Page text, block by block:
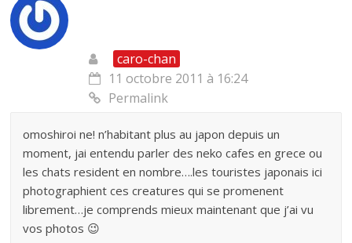
caro-chan
11 octobre 2011 à 16:24
Permalink
omoshiroi ne! n’habitant plus au japon depuis un
moment, jai entendu parler des neko cafes en grece ou
les chats resident en nombre….les touristes japonais ici
photographient ces creatures qui se promenent
librement…je comprends mieux maintenant que j’ai vu
vos photos 😉